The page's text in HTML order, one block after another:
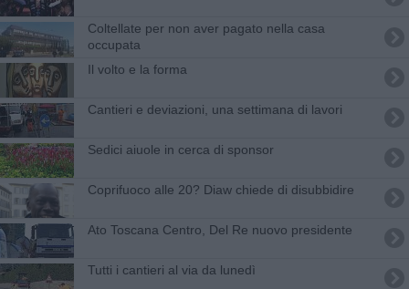
Coltellate per non aver pagato nella casa
occupata
Il volto e la forma
Cantieri e deviazioni, una settimana di lavori
Sedici aiuole in cerca di sponsor
Coprifuoco alle 20? Diaw chiede di disubbidire
​Ato Toscana Centro, Del Re nuovo presidente
Tutti i cantieri al via da lunedì